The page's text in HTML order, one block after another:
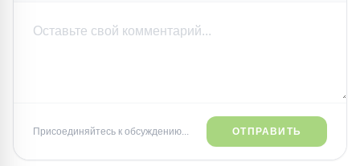
Присоединяйтесь к обсуждению... ОТПРАВИТЬ